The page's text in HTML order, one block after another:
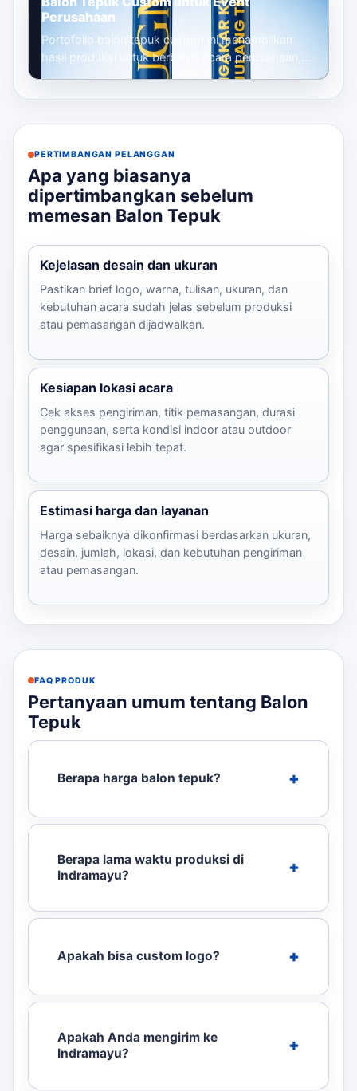
Perusahaan
Portofolio balon tepuk custom ini menampilkan
hasil produksi untuk berbagai acara perusahaan,
mulai dari gathering, seminar, launc...
PERTIMBANGAN PELANGGAN
Apa yang biasanya
dipertimbangkan sebelum
memesan Balon Tepuk
Kejelasan desain dan ukuran
Pastikan brief logo, warna, tulisan, ukuran, dan
kebutuhan acara sudah jelas sebelum produksi
atau pemasangan dijadwalkan.
Kesiapan lokasi acara
Cek akses pengiriman, titik pemasangan, durasi
penggunaan, serta kondisi indoor atau outdoor
agar spesifikasi lebih tepat.
Estimasi harga dan layanan
Harga sebaiknya dikonfirmasi berdasarkan ukuran,
desain, jumlah, lokasi, dan kebutuhan pengiriman
atau pemasangan.
FAQ PRODUK
Pertanyaan umum tentang Balon
Tepuk
Berapa harga balon tepuk?
Berapa lama waktu produksi di
Indramayu?
Apakah bisa custom logo?
Apakah Anda mengirim ke
Indramayu?